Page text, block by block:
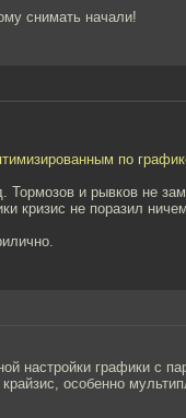
снимать начали!
по
Тормозов и рывков не
кризис не поразил
настройки графики с
особенно